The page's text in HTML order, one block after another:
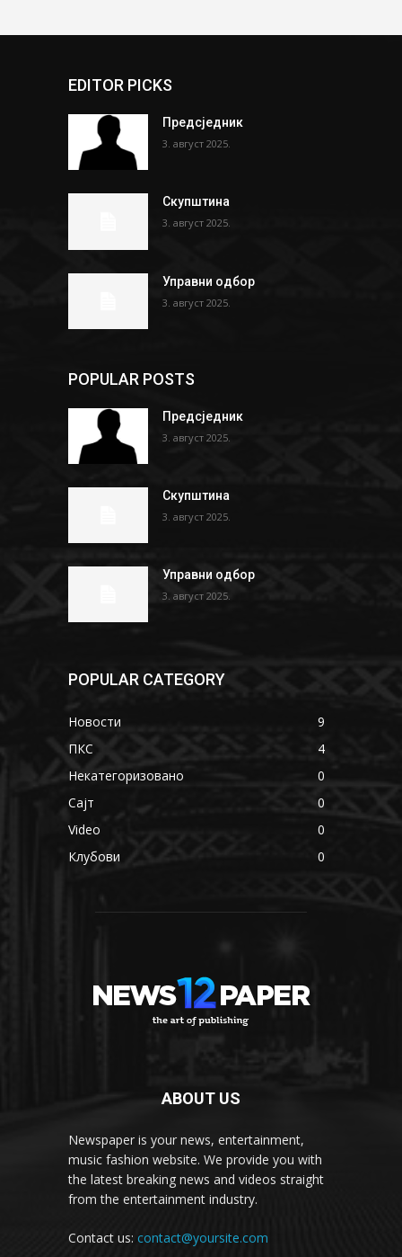
EDITOR PICKS
Предсједник
3. август 2025.
Скупштина
3. август 2025.
Управни одбор
3. август 2025.
POPULAR POSTS
Предсједник
3. август 2025.
Скупштина
3. август 2025.
Управни одбор
3. август 2025.
POPULAR CATEGORY
Новости
9
ПКС
4
Некатегоризовано
0
Сајт
0
Video
0
Клубови
0
ABOUT US
Newspaper is your news, entertainment,
music fashion website. We provide you with
the latest breaking news and videos straight
from the entertainment industry.
Contact us: contact@yoursite.com